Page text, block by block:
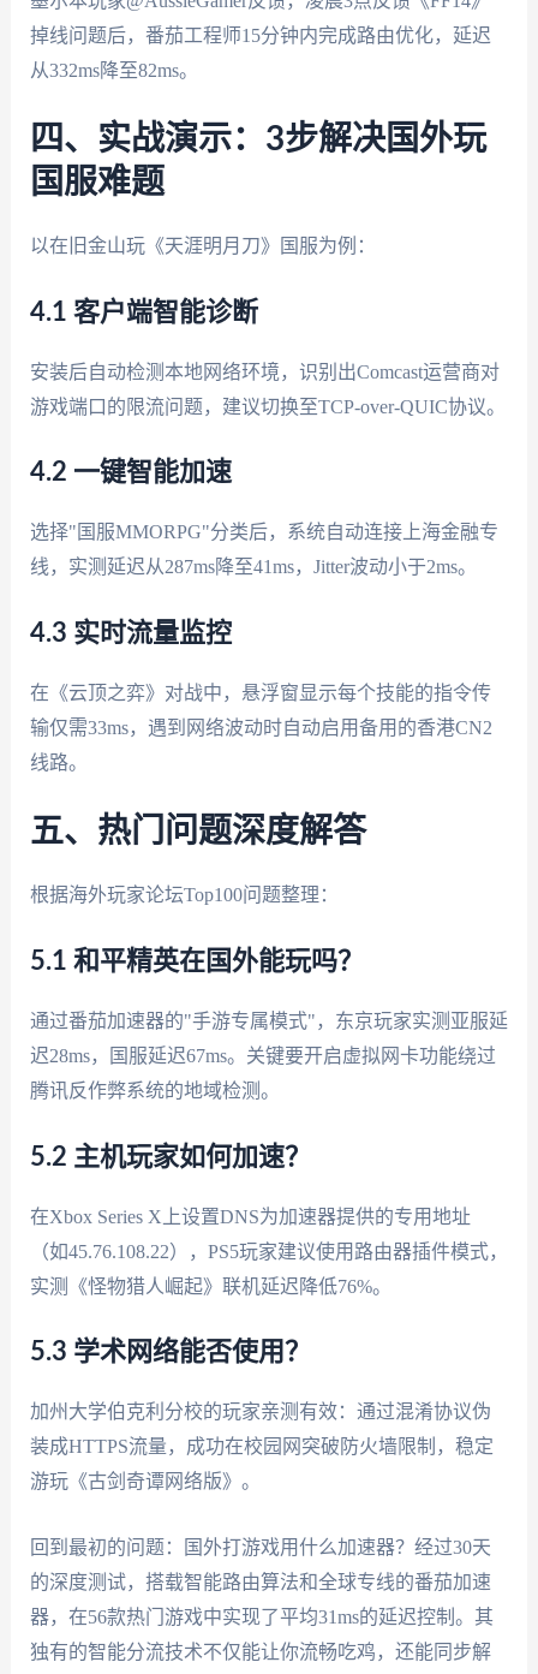
掉线问题后，番茄工程师15分钟内完成路由优化，延迟
从332ms降至82ms。
四、实战演示：3步解决国外玩
国服难题
以在旧金山玩《天涯明月刀》国服为例：
4.1 客户端智能诊断
安装后自动检测本地网络环境，识别出Comcast运营商对
游戏端口的限流问题，建议切换至TCP-over-QUIC协议。
4.2 一键智能加速
选择"国服MMORPG"分类后，系统自动连接上海金融专
线，实测延迟从287ms降至41ms，Jitter波动小于2ms。
4.3 实时流量监控
在《云顶之弈》对战中，悬浮窗显示每个技能的指令传
输仅需33ms，遇到网络波动时自动启用备用的香港CN2
线路。
五、热门问题深度解答
根据海外玩家论坛Top100问题整理：
5.1 和平精英在国外能玩吗？
通过番茄加速器的"手游专属模式"，东京玩家实测亚服延
迟28ms，国服延迟67ms。关键要开启虚拟网卡功能绕过
腾讯反作弊系统的地域检测。
5.2 主机玩家如何加速？
在Xbox Series X上设置DNS为加速器提供的专用地址
（如45.76.108.22），PS5玩家建议使用路由器插件模式，
实测《怪物猎人崛起》联机延迟降低76%。
5.3 学术网络能否使用？
加州大学伯克利分校的玩家亲测有效：通过混淆协议伪
装成HTTPS流量，成功在校园网突破防火墙限制，稳定
游玩《古剑奇谭网络版》。
回到最初的问题：国外打游戏用什么加速器？经过30天
的深度测试，搭载智能路由算法和全球专线的番茄加速
器，在56款热门游戏中实现了平均31ms的延迟控制。其
独有的智能分流技术不仅能让你流畅吃鸡，还能同步解